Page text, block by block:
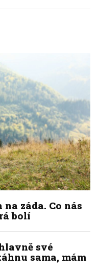
záda. Co nás
bolí
své
sama, mám